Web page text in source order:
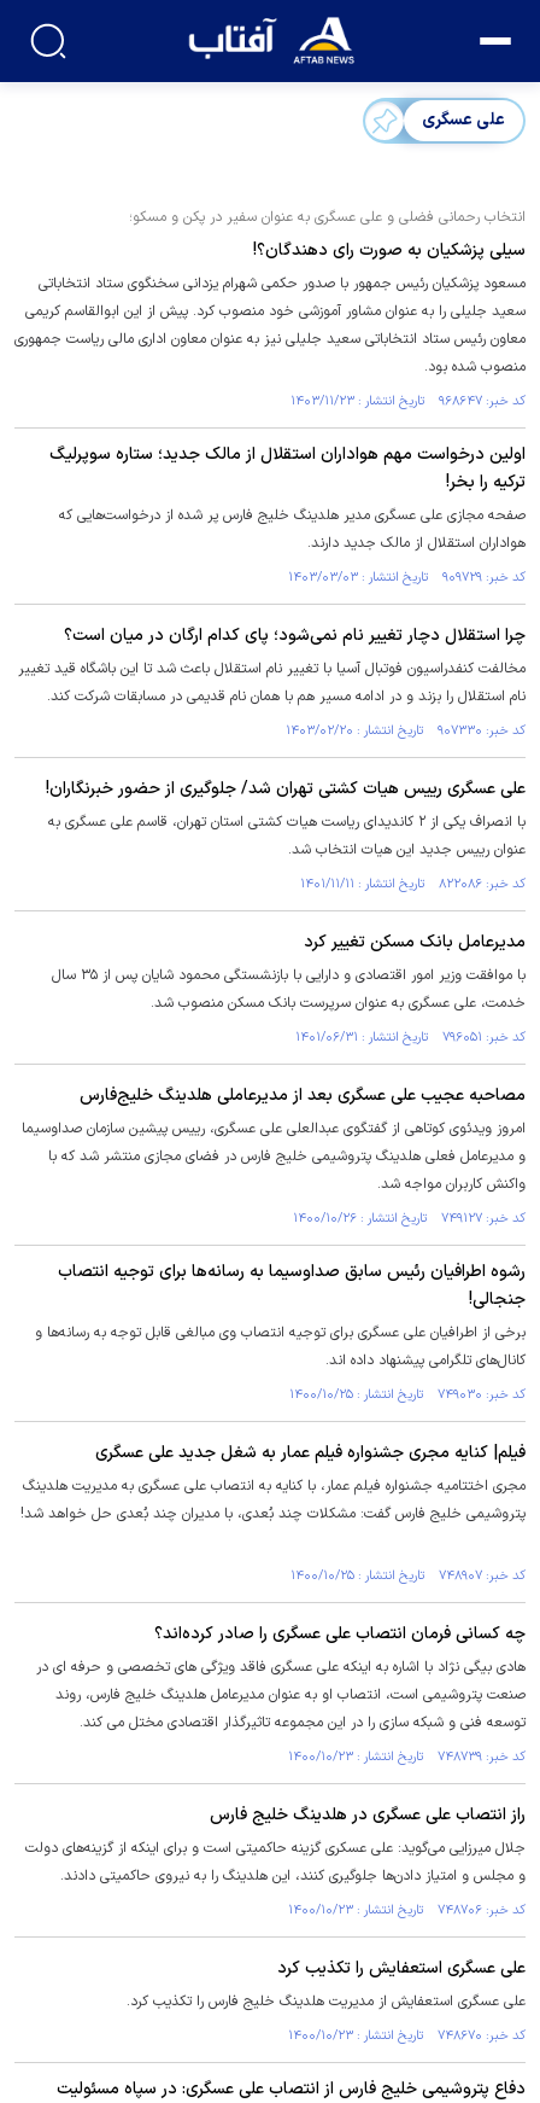
علی عسگری
انتخاب رحمانی فضلی و علی عسگری به عنوان سفیر در پکن و مسکو؛
سیلی پزشکیان به صورت رای دهندگان؟!
مسعود پزشکیان رئیس جمهور با صدور حکمی شهرام یزدانی سخنگوی ستاد انتخاباتی
سعید جلیلی را به عنوان مشاور آموزشی خود منصوب کرد. پیش از این ابوالقاسم کریمی
معاون رئیس ستاد انتخاباتی سعید جلیلی نیز به عنوان معاون اداری مالی ریاست جمهوری
منصوب شده بود.
کد خبر: ۹۶۸۶۴۷ تاریخ انتشار : ۱۴۰۳/۱۱/۲۳
اولین درخواست مهم هواداران استقلال از مالک جدید؛ ستاره سوپرلیگ
ترکیه را بخر!
صفحه مجازی علی عسگری مدیر هلدینگ خلیج فارس پر شده از درخواست‌هایی که
هواداران استقلال از مالک جدید دارند.
کد خبر: ۹۰۹۷۲۹ تاریخ انتشار : ۱۴۰۳/۰۳/۰۳
چرا استقلال دچار تغییر نام نمی‌شود؛ پای کدام ارگان در میان است؟
مخالفت کنفدراسیون فوتبال آسیا با تغییر نام استقلال باعث شد تا این باشگاه قید تغییر
نام استقلال را بزند و در ادامه مسیر هم با همان نام قدیمی در مسابقات شرکت کند.
کد خبر: ۹۰۷۳۳۰ تاریخ انتشار : ۱۴۰۳/۰۲/۲۰
علی عسگری رییس هیات کشتی تهران شد/ جلوگیری از حضور خبرنگاران!
با انصراف یکی از ۲ کاندیدای ریاست هیات کشتی استان تهران، قاسم علی عسگری به
عنوان رییس جدید این هیات انتخاب شد.
کد خبر: ۸۲۲۰۸۶ تاریخ انتشار : ۱۴۰۱/۱۱/۱۱
مدیرعامل بانک مسکن تغییر کرد
با موافقت وزیر امور اقتصادی و دارایی با بازنشستگی محمود شایان پس از ۳۵ سال
خدمت، علی عسگری به عنوان سرپرست بانک مسکن منصوب شد.
کد خبر: ۷۹۶۰۵۱ تاریخ انتشار : ۱۴۰۱/۰۶/۳۱
مصاحبه عجیب علی عسگری بعد از مدیرعاملی هلدینگ خلیج‌فارس
امروز ویدئوی کوتاهی از گفتگوی عبدالعلی علی‌ عسگری، رییس پیشین سازمان صداوسیما
و مدیرعامل فعلی هلدینگ پتروشیمی خلیج فارس در فضای مجازی منتشر شد که با
واکنش کاربران مواجه شد.
کد خبر: ۷۴۹۱۲۷ تاریخ انتشار : ۱۴۰۰/۱۰/۲۶
رشوه اطرافیان رئیس سابق صداوسیما به رسانه‌ها برای توجیه انتصاب
جنجالی!
برخی از اطرافیان علی عسگری برای توجیه انتصاب وی مبالغی قابل توجه به رسانه‌ها و
کانال‌های تلگرامی پیشنهاد داده اند.
کد خبر: ۷۴۹۰۳۰ تاریخ انتشار : ۱۴۰۰/۱۰/۲۵
فیلم| کنایه مجری جشنواره فیلم عمار به شغل جدید علی عسگری
مجری اختتامیه جشنواره فیلم عمار، با کنایه به انتصاب علی عسگری به مدیریت هلدینگ
پتروشیمی خلیج فارس گفت: مشکلات چند بُعدی، با مدیران چند بُعدی حل خواهد شد!
کد خبر: ۷۴۸۹۰۷ تاریخ انتشار : ۱۴۰۰/۱۰/۲۵
چه کسانی فرمان انتصاب علی عسگری را صادر کرده‌اند؟
هادی بیگی نژاد با اشاره به اینکه علی عسگری فاقد ویژگی های تخصصی و حرفه ای در
صنعت پتروشیمی است، انتصاب او به عنوان مدیرعامل هلدینگ خلیج فارس، روند
توسعه فنی و شبکه سازی را در این مجموعه تاثیرگذار اقتصادی مختل می کند.
کد خبر: ۷۴۸۷۳۹ تاریخ انتشار : ۱۴۰۰/۱۰/۲۳
راز انتصاب علی عسگری در هلدینگ خلیج فارس
جلال میرزایی می‌گوید: علی عسکری گزینه حاکمیتی است و برای اینکه از گزینه‌های دولت
و مجلس و امتیاز دادن‌ها جلوگیری کنند، این هلدینگ را به نیروی حاکمیتی دادند.
کد خبر: ۷۴۸۷۰۶ تاریخ انتشار : ۱۴۰۰/۱۰/۲۳
علی عسگری استعفایش را تکذیب کرد
علی عسگری استعفایش از مدیریت هلدینگ خلیج فارس را تکذیب کرد.
کد خبر: ۷۴۸۶۷۰ تاریخ انتشار : ۱۴۰۰/۱۰/۲۳
دفاع پتروشیمی خلیج فارس از انتصاب علی عسگری: در سپاه مسئولیت